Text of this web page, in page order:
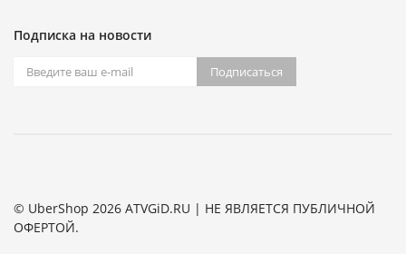
Подписка на новости
Подписаться
© UberShop 2026 ATVGiD.RU | НЕ ЯВЛЯЕТСЯ ПУБЛИЧНОЙ
ОФЕРТОЙ.